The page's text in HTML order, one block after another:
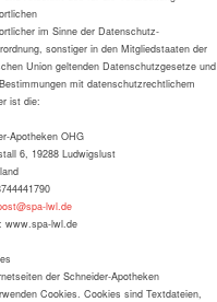
im Sinne der Datenschutz-
sonstiger in den Mitgliedstaaten der
Union geltenden Datenschutzgesetze und
mit datenschutzrechtlichem
ist die:
Apotheken OHG
6, 19288 Ludwigslust
lwl.de
www.spa-lwl.de
der Schneider-Apotheken
Cookies. Cookies sind Textdateien,